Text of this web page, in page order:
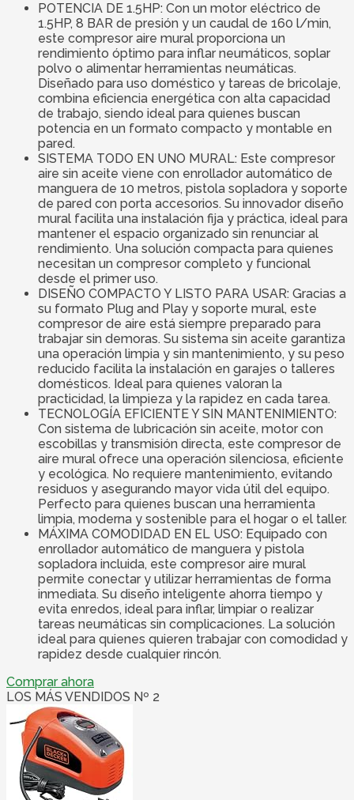
POTENCIA DE 1.5HP: Con un motor eléctrico de
1.5HP, 8 BAR de presión y un caudal de 160 l/min,
este compresor aire mural proporciona un
rendimiento óptimo para inflar neumáticos, soplar
polvo o alimentar herramientas neumáticas.
Diseñado para uso doméstico y tareas de bricolaje,
combina eficiencia energética con alta capacidad
de trabajo, siendo ideal para quienes buscan
potencia en un formato compacto y montable en
pared.
SISTEMA TODO EN UNO MURAL: Este compresor
aire sin aceite viene con enrollador automático de
manguera de 10 metros, pistola sopladora y soporte
de pared con porta accesorios. Su innovador diseño
mural facilita una instalación fija y práctica, ideal para
mantener el espacio organizado sin renunciar al
rendimiento. Una solución compacta para quienes
necesitan un compresor completo y funcional
desde el primer uso.
DISEÑO COMPACTO Y LISTO PARA USAR: Gracias a
su formato Plug and Play y soporte mural, este
compresor de aire está siempre preparado para
trabajar sin demoras. Su sistema sin aceite garantiza
una operación limpia y sin mantenimiento, y su peso
reducido facilita la instalación en garajes o talleres
domésticos. Ideal para quienes valoran la
practicidad, la limpieza y la rapidez en cada tarea.
TECNOLOGÍA EFICIENTE Y SIN MANTENIMIENTO:
Con sistema de lubricación sin aceite, motor con
escobillas y transmisión directa, este compresor de
aire mural ofrece una operación silenciosa, eficiente
y ecológica. No requiere mantenimiento, evitando
residuos y asegurando mayor vida útil del equipo.
Perfecto para quienes buscan una herramienta
limpia, moderna y sostenible para el hogar o el taller.
MÁXIMA COMODIDAD EN EL USO: Equipado con
enrollador automático de manguera y pistola
sopladora incluida, este compresor aire mural
permite conectar y utilizar herramientas de forma
inmediata. Su diseño inteligente ahorra tiempo y
evita enredos, ideal para inflar, limpiar o realizar
tareas neumáticas sin complicaciones. La solución
ideal para quienes quieren trabajar con comodidad y
rapidez desde cualquier rincón.
Comprar ahora
LOS MÁS VENDIDOS Nº 2